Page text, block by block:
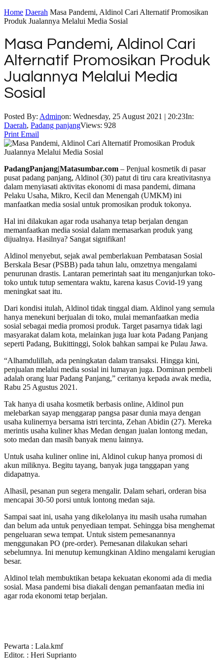
Home Daerah Masa Pandemi, Aldinol Cari Alternatif Promosikan
Produk Jualannya Melalui Media Sosial
Masa Pandemi, Aldinol Cari
Alternatif Promosikan Produk
Jualannya Melalui Media
Sosial
Posted By: Adminon: Wednesday, 25 August 2021 | 20:23In:
Daerah, Padang panjangViews: 928
Print Email
PadangPanjang|Matasumbar.com – Penjual kosmetik di pasar
pusat padang panjang, Aldinol (30) patut di tiru cara kreativitasnya
dalam menyiasati aktivitas ekonomi di masa pandemi, dimana
Pelaku Usaha, Mikro, Kecil dan Menengah (UMKM) ini
manfaatkan media sosial untuk promosikan produk tokonya.
Hal ini dilakukan agar roda usahanya tetap berjalan dengan
memanfaatkan media sosial dalam memasarkan produk yang
dijualnya. Hasilnya? Sangat signifikan!
Aldinol menyebut, sejak awal pemberlakuan Pembatasan Sosial
Berskala Besar (PSBB) pada tahun lalu, omzetnya mengalami
penurunan drastis. Lantaran pemerintah saat itu menganjurkan toko-
toko untuk tutup sementara waktu, karena kasus Covid-19 yang
meningkat saat itu.
Dari kondisi itulah, Aldinol tidak tinggal diam. Aldinol yang semula
hanya menekuni berjualan di toko, mulai memanfaatkan media
sosial sebagai media promosi produk. Target pasarnya tidak lagi
masyarakat dalam kota, melainkan juga luar kota Padang Panjang
seperti Padang, Bukittinggi, Solok bahkan sampai ke Pulau Jawa.
“Alhamdulillah, ada peningkatan dalam transaksi. Hingga kini,
penjualan melalui media sosial ini lumayan juga. Dominan pembeli
adalah orang luar Padang Panjang,” ceritanya kepada awak media,
Rabu 25 Agustus 2021.
Tak hanya di usaha kosmetik berbasis online, Aldinol pun
melebarkan sayap menggarap pangsa pasar dunia maya dengan
usaha kulinernya bersama istri tercinta, Zehan Abidin (27). Mereka
merintis usaha kuliner khas Medan dengan jualan lontong medan,
soto medan dan masih banyak menu lainnya.
Untuk usaha kuliner online ini, Aldinol cukup hanya promosi di
akun miliknya. Begitu tayang, banyak juga tanggapan yang
didapatnya.
Alhasil, pesanan pun segera mengalir. Dalam sehari, orderan bisa
mencapai 30-50 porsi untuk lontong medan saja.
Sampai saat ini, usaha yang dikelolanya itu masih usaha rumahan
dan belum ada untuk penyediaan tempat. Sehingga bisa menghemat
pengeluaran sewa tempat. Untuk sistem pemesanannya
menggunakan PO (pre-order). Pemesanan dilakukan sehari
sebelumnya. Ini menutup kemungkinan Aldino mengalami kerugian
besar.
Aldinol telah membuktikan betapa kekuatan ekonomi ada di media
sosial. Masa pandemi bisa diakali dengan pemanfaatan media ini
agar roda ekonomi tetap berjalan.
Pewarta : Lala.kmf
Editor. : Heri Suprianto